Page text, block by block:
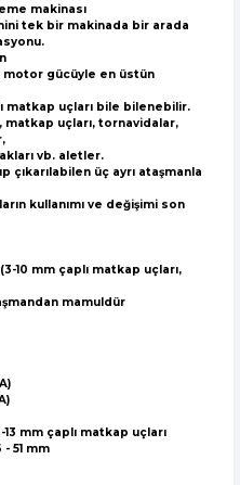
makinası
tek bir makinada bir arada
motor gücüyle en üstün
matkap uçları bile bilenebilir.
matkap uçları, tornavidalar,
vb. aletler.
çıkarılabilen üç ayrı ataşmanla
kullanımı ve değişimi son
10 mm çaplı matkap uçları,
mamuldür
mm çaplı matkap uçları
51 mm